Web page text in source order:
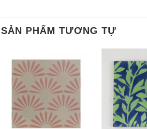
SẢN PHẨM TƯƠNG TỰ